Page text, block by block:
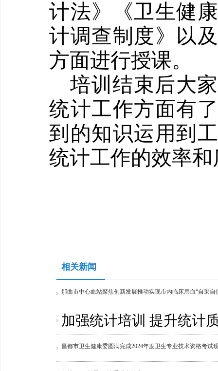
计法》《卫生健
计调查制度》以
方面进行授课。
培训结束后大
统计工作方面有
到的知识运用到
统计工作的效率
相关新闻
那曲市中心血站聚焦创新发展推动实现市内临床用血“自采自
加强统计培训 提升统计
昌都市卫生健康委圆满完成2024年度卫生专业​技术资格考试